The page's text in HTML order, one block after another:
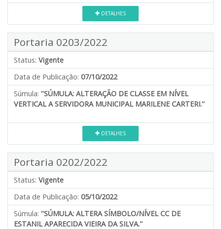
DETALHES
Portaria 0203/2022
Status: Vigente
Data de Publicação: 07/10/2022
Súmula: ''SÚMULA: ALTERAÇÃO DE CLASSE EM NÍVEL
VERTICAL A SERVIDORA MUNICIPAL MARILENE CARTERI.''
DETALHES
Portaria 0202/2022
Status: Vigente
Data de Publicação: 05/10/2022
Súmula: ''SÚMULA: ALTERA SÍMBOLO/NÍVEL CC DE
ESTANIL APARECIDA VIEIRA DA SILVA.''